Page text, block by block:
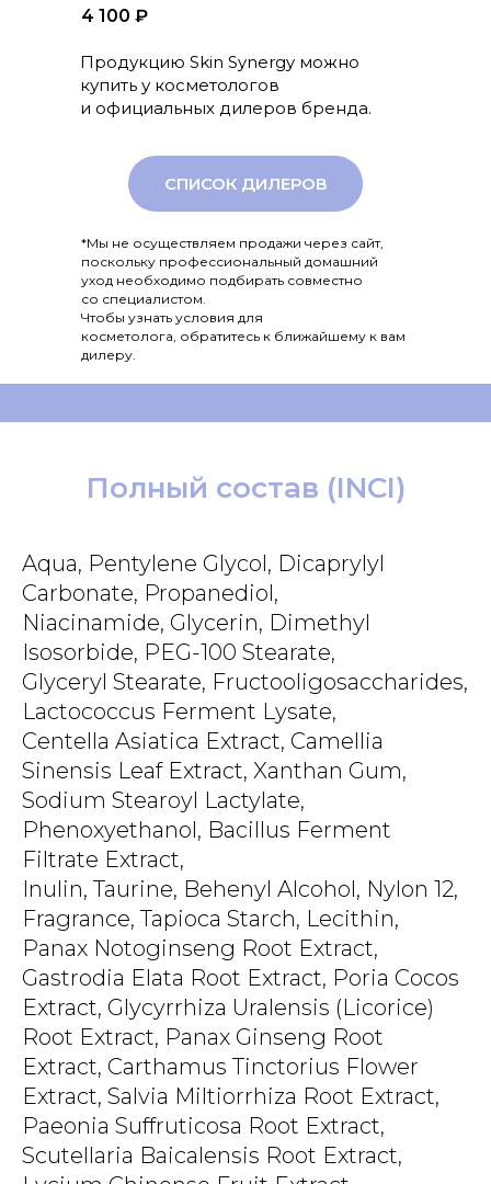
4 100 ₽
*Мы не осуществляем продажи через сайт,
поскольку профессиональный домашний
уход необходимо подбирать совместно
со специалистом.
Чтобы узнать условия для
косметолога, обратитесь к ближайшему к вам
дилеру.
Продукцию Skin Synergy можно
купить у косметологов
и официальных дилеров бренда.
СПИСОК ДИЛЕРОВ
Полный состав (INCI)
Aqua, Pentylene Glycol, Dicaprylyl
Carbonate, Propanediol,
Niacinamide, Glycerin, Dimethyl
Isosorbide, PEG-100 Stearate,
Glyceryl Stearate, Fructooligosaccharides,
Lactococcus Ferment Lysate,
Centella Asiatica Extract, Camellia
Sinensis Leaf Extract, Xanthan Gum,
Sodium Stearoyl Lactylate,
Phenoxyethanol, Bacillus Ferment
Filtrate Extract,
Inulin, Taurine, Behenyl Alcohol, Nylon 12,
Fragrance, Tapioca Starch, Lecithin,
Panax Notoginseng Root Extract,
Gastrodia Elata Root Extract, Poria Cocos
Extract, Glycyrrhiza Uralensis (Licorice)
Root Extract, Panax Ginseng Root
Extract, Carthamus Tinctorius Flower
Extract, Salvia Miltiorrhiza Root Extract,
Paeonia Suffruticosa Root Extract,
Scutellaria Baicalensis Root Extract,